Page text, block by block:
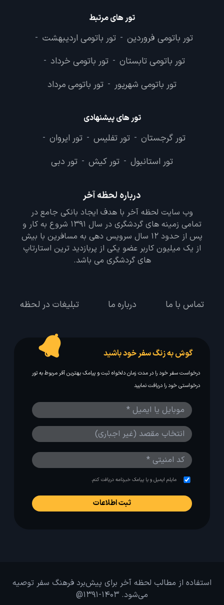
تور های مرتبط
تور باتومی فروردین - تور باتومی اردیبهشت -
تور باتومی تابستان - تور باتومی خرداد -
تور باتومی شهریور - تور باتومی مرداد
تور های پیشنهادی
تور گرجستان - تور تفلیس - تور ایروان -
تور استانبول - تور کیش - تور دبی
درباره لحظه آخر
وب سایت لحظه آخر با هدف ایجاد بانکی جامع در
تمامی زمینه های گردشگری در سال 1391 شروع به کار و
پس از حدود 12 سال سرویس دهی به مسافرین با بیش
از یک میلیون کاربر عضو یکی از پربازدید ترین استارتاپ
های گردشگری می باشد.
تماس با ما درباره ما تبلیغات در لحظه
گوش به زنگ سفر خود باشید
درخواست سفر خود را در مدت زمان دلخواه ثبت و پیامک بهترین آفر مربوط به تور
درخواستی خود را دریافت نمایید
مایلم ایمیل و یا پیامک خبرنامه دریافت کنم.
استفاده از مطالب لحظه آخر برای پیش‌برد فرهنگ سفر توصیه
می‌شود. 1403-1391@